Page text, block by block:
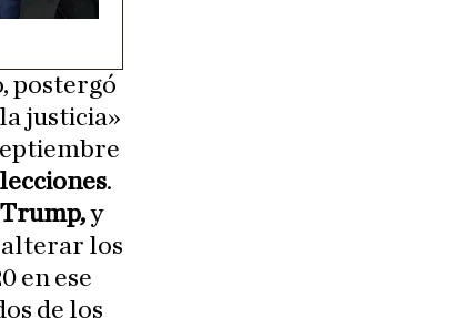
postergó
justicia»
.
Trump,y
alterar los
en ese
de los